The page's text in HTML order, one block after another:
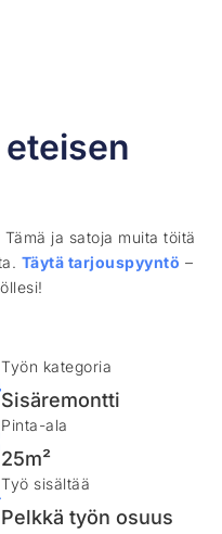
ja satoja muita töitä
Täytä tarjouspyyntö –
Työn kategoria
Sisäremontti
Pinta-ala
25m²
Työ sisältää
Pelkkä työn osuus